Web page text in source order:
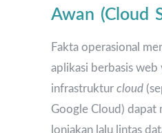
Awan (Cloud
Fakta operasional
aplikasi berbasis
infrastruktur cloud
Google Cloud) dapat
lonjakan lalu lintas